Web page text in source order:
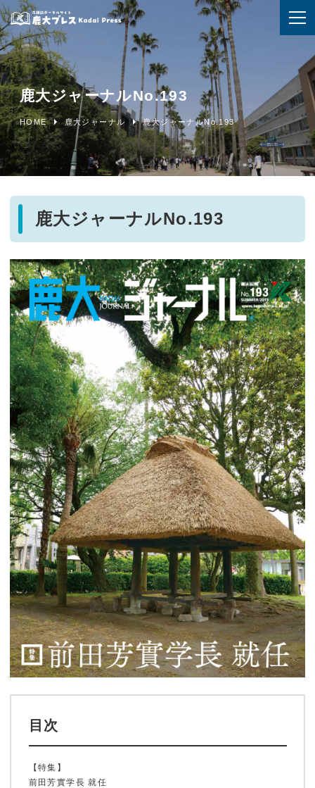
鹿大ジャーナルNo.193
HOME 鹿大ジャーナル 鹿大ジャーナルNo.193
鹿大ジャーナルNo.193
目次
【特集】
前田芳實学長 就任